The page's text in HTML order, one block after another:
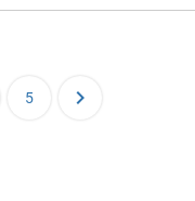
5 chevron_right